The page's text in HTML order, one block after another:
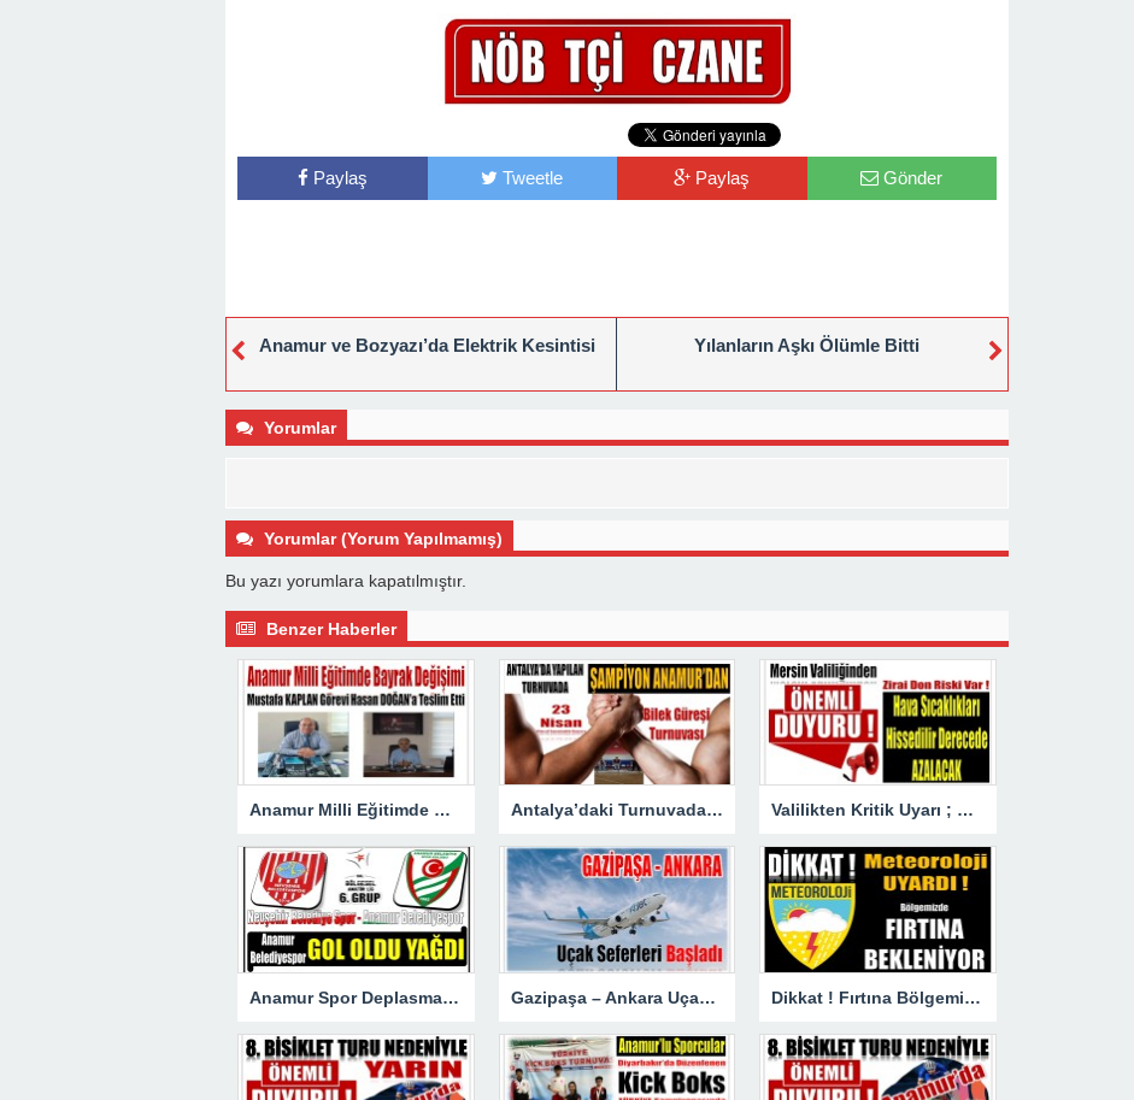
Paylaş Tweetle Paylaş Gönder
Anamur ve Bozyazı’da Elektrik Kesintisi Yılanların Aşkı Ölümle Bitti
Yorumlar
Yorumlar (Yorum Yapılmamış)
Bu yazı yorumlara kapatılmıştır.
Benzer Haberler
Anamur Milli Eğitimde Görev Değişimi : Hasan DOĞAN Atandı Antalya’daki Turnuvada Şampiyon Anamur’dan Valilikten Kritik Uyarı ; Hava Sıcaklığı Hissedilir Derecede Azalacak!
Anamur Spor Deplasmanda Gol Oldu Yağdı! Gazipaşa – Ankara Uçak Seferleri Başladı Dikkat ! Fırtına Bölgemizde Etkili Olacak